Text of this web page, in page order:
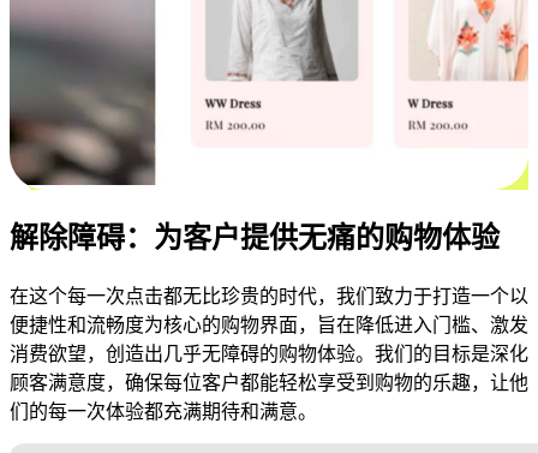
解除障碍：为客户提供无痛的购物体验
在这个每一次点击都无比珍贵的时代，我们致力于打造一个以
便捷性和流畅度为核心的购物界面，旨在降低进入门槛、激发
消费欲望，创造出几乎无障碍的购物体验。我们的目标是深化
顾客满意度，确保每位客户都能轻松享受到购物的乐趣，让他
们的每一次体验都充满期待和满意。